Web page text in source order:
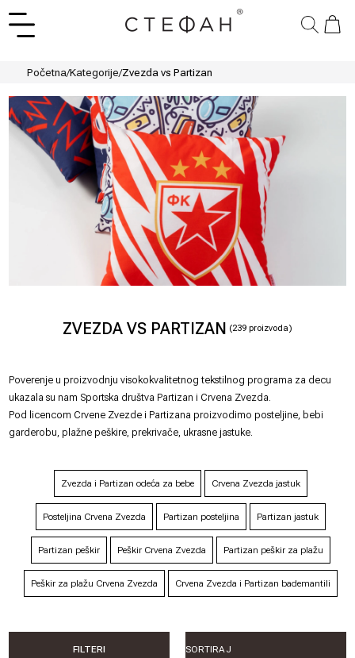
Početna/Kategorije/Zvezda vs Partizan
ZVEZDA VS PARTIZAN (239 proizvoda)
Poverenje u proizvodnju visokokvalitetnog tekstilnog programa za decu
ukazala su nam Sportska društva Partizan i Crvena Zvezda.
Pod licencom Crvene Zvezde i Partizana proizvodimo posteljine, bebi
garderobu, plažne peškire, prekrivače, ukrasne jastuke.
Zvezda i Partizan odeća za bebe Crvena Zvezda jastuk
Posteljina Crvena Zvezda Partizan posteljina Partizan jastuk
Partizan peškir Peškir Crvena Zvezda Partizan peškir za plažu
Peškir za plažu Crvena Zvezda Crvena Zvezda i Partizan bademantili
FILTERI